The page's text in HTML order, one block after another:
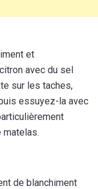
et
avec du sel
sur les taches,
essuyez-la avec
matelas.
de blanchiment